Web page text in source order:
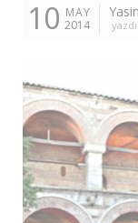
10 MAY
2014
Yasin
yazdı